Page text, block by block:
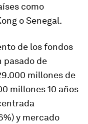
como
o Senegal.
de los fondos
pasado de
millones de
millones 10 años
y mercado